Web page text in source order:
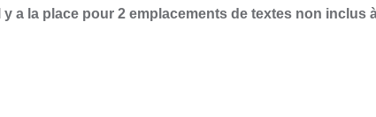
Il y a la place pour 2 emplacements de textes non